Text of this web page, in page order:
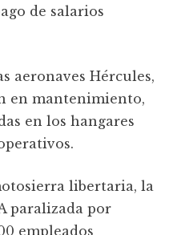
de salarios
aeronaves Hércules,
en mantenimiento,
en los hangares